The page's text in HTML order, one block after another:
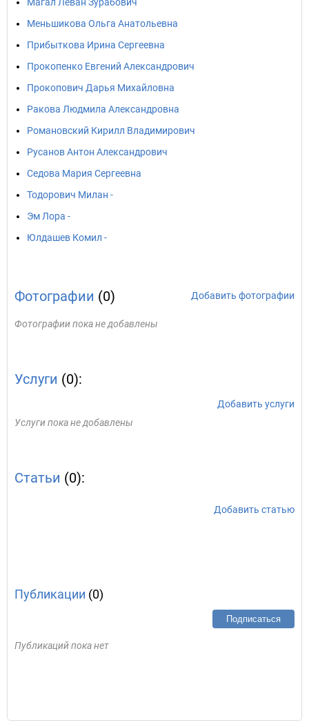
Меньшикова Ольга Анатольевна
Прибыткова Ирина Сергеевна
Прокопенко Евгений Александрович
Прокопович Дарья Михайловна
Ракова Людмила Александровна
Романовский Кирилл Владимирович
Русанов Антон Александрович
Седова Мария Сергеевна
Тодорович Милан -
Эм Лора -
Юлдашев Комил -
Фотографии (0) Добавить фотографии
Фотографии пока не добавлены
Услуги (0):
Добавить услуги
Услуги пока не добавлены
Статьи (0):
Добавить статью
Публикации (0)
Подписаться
Публикаций пока нет